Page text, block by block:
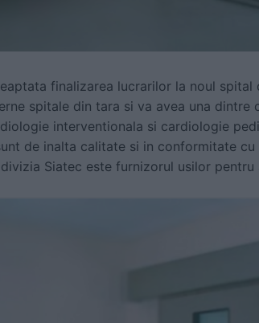
finalizarea lucrarilor la noul
spitale din tara si va avea una dintre
interventionala si cardiologie
de inalta calitate si in conformitate
Siatec este furnizorul usilor pentru